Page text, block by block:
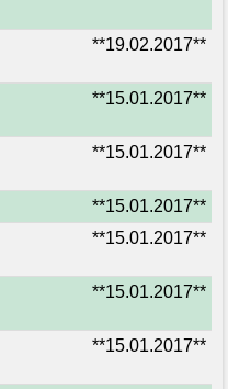
**19.02.2017**
**15.01.2017**
**15.01.2017**
**15.01.2017**
**15.01.2017**
**15.01.2017**
**15.01.2017**